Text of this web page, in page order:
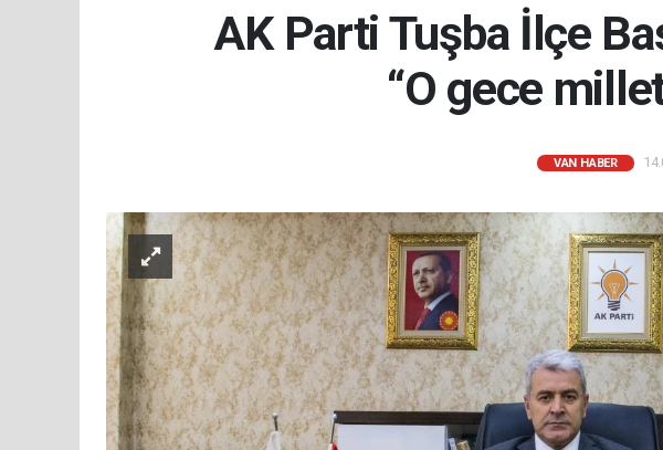
AK Parti Tuşba İlçe
“O gece
VAN HABER